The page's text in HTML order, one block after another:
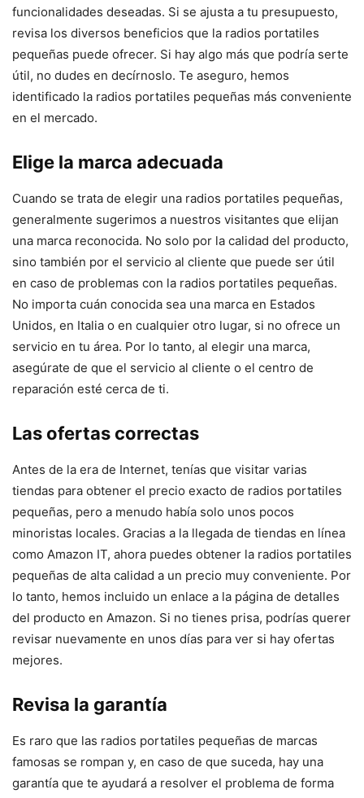
funcionalidades deseadas. Si se ajusta a tu presupuesto,
revisa los diversos beneficios que la radios portatiles
pequeñas puede ofrecer. Si hay algo más que podría serte
útil, no dudes en decírnoslo. Te aseguro, hemos
identificado la radios portatiles pequeñas más conveniente
en el mercado.
Elige la marca adecuada
Cuando se trata de elegir una radios portatiles pequeñas,
generalmente sugerimos a nuestros visitantes que elijan
una marca reconocida. No solo por la calidad del producto,
sino también por el servicio al cliente que puede ser útil
en caso de problemas con la radios portatiles pequeñas.
No importa cuán conocida sea una marca en Estados
Unidos, en Italia o en cualquier otro lugar, si no ofrece un
servicio en tu área. Por lo tanto, al elegir una marca,
asegúrate de que el servicio al cliente o el centro de
reparación esté cerca de ti.
Las ofertas correctas
Antes de la era de Internet, tenías que visitar varias
tiendas para obtener el precio exacto de radios portatiles
pequeñas, pero a menudo había solo unos pocos
minoristas locales. Gracias a la llegada de tiendas en línea
como Amazon IT, ahora puedes obtener la radios portatiles
pequeñas de alta calidad a un precio muy conveniente. Por
lo tanto, hemos incluido un enlace a la página de detalles
del producto en Amazon. Si no tienes prisa, podrías querer
revisar nuevamente en unos días para ver si hay ofertas
mejores.
Revisa la garantía
Es raro que las radios portatiles pequeñas de marcas
famosas se rompan y, en caso de que suceda, hay una
garantía que te ayudará a resolver el problema de forma